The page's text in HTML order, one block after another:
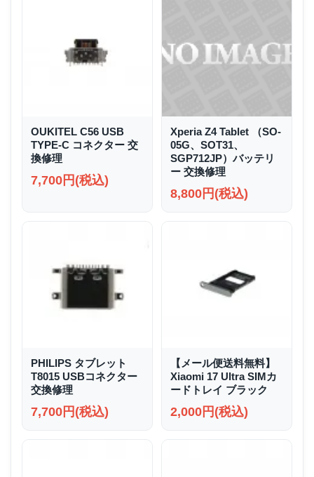
OUKITEL C56 USB
TYPE-C コネクター 交
換修理
7,700円(税込)
Xperia Z4 Tablet （SO-
05G、SOT31、
SGP712JP）バッテリ
ー 交換修理
8,800円(税込)
PHILIPS タブレット
T8015 USBコネクター
交換修理
7,700円(税込)
【メール便送料無料】
Xiaomi 17 Ultra SIMカ
ードトレイ ブラック
2,000円(税込)